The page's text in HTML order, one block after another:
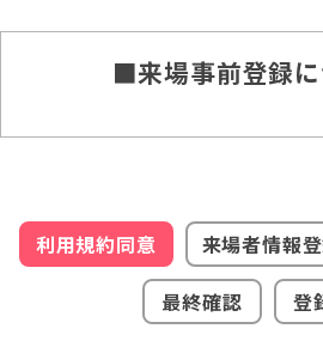
■来場事前登録
利用規約同意 来場者情報
最終確認
登